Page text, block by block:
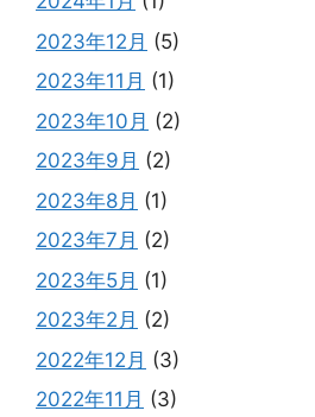
2023年12月 (5)
2023年11月 (1)
2023年10月 (2)
2023年9月 (2)
2023年8月 (1)
2023年7月 (2)
2023年5月 (1)
2023年2月 (2)
2022年12月 (3)
2022年11月 (3)